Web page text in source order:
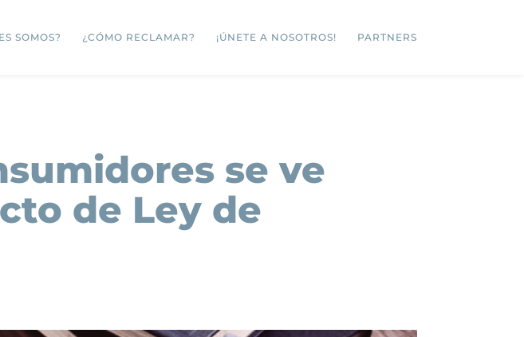
SOMOS? ¿CÓMO RECLAMAR? ¡ÚNETE A NOSOTROS! PARTNERS
se ve
de Ley de